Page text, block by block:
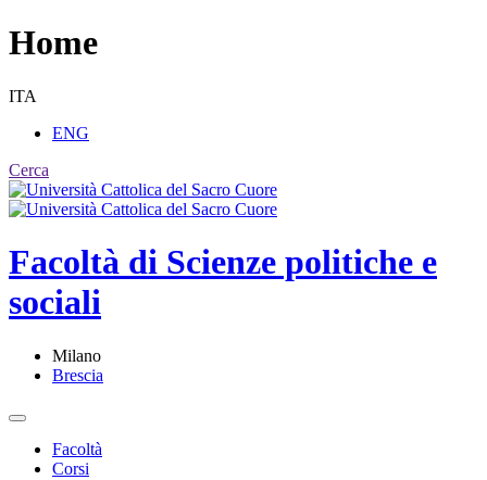
Home
ITA
ENG
Cerca
Facoltà di Scienze politiche e
sociali
Milano
Brescia
Facoltà
Corsi